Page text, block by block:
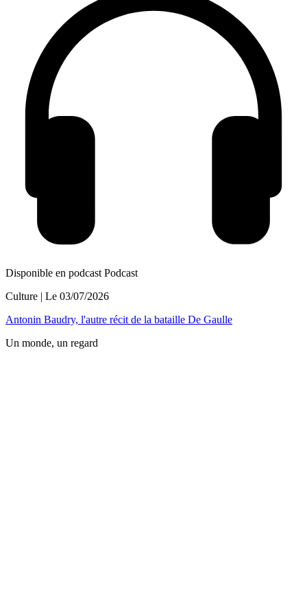
Disponible en podcast Podcast
Culture | Le 03/07/2026
Antonin Baudry, l'autre récit de la bataille De Gaulle
Un monde, un regard